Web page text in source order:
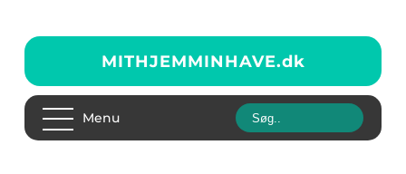
MITHJEMMINHAVE.dk
Menu